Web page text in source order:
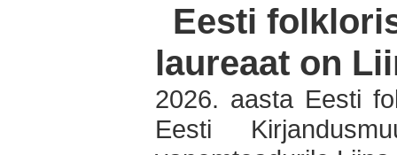
Eesti
laureaat on
2026. aasta Eesti
Eesti